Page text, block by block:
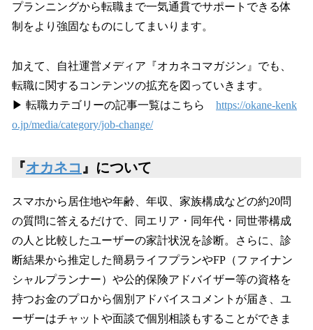
プランニングから転職まで一気通貫でサポートできる体
制をより強固なものにしてまいります。
加えて、自社運営メディア『オカネコマガジン』でも、
転職に関するコンテンツの拡充を図っていきます。
▶︎ 転職カテゴリーの記事一覧はこちら https://okane-kenk
o.jp/media/category/job-change/
『オカネコ 』について
スマホから居住地や年齢、年収、家族構成などの約20問
の質問に答えるだけで、同エリア・同年代・同世帯構成
の人と比較したユーザーの家計状況を診断。さらに、診
断結果から推定した簡易ライフプランやFP（ファイナン
シャルプランナー）や公的保険アドバイザー等の資格を
持つお金のプロから個別アドバイスコメントが届き、ユ
ーザーはチャットや面談で個別相談もすることができま